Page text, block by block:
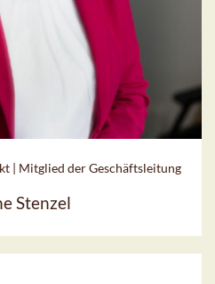
| Mitglied der Geschäftsleitung
Stenzel